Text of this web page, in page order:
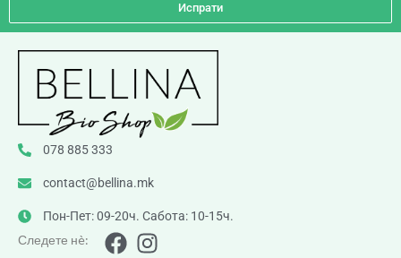
Испрати
078 885 333
contact@bellina.mk
Пон-Пет: 09-20ч. Сабота: 10-15ч.
Следете нè: